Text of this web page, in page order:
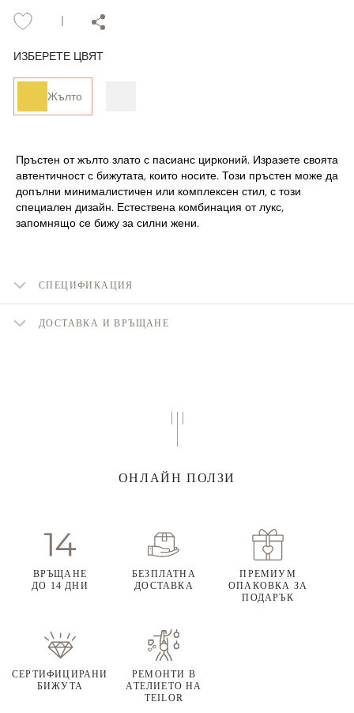
ИЗБЕРЕТЕ ЦВЯТ
Жълто
Пръстен от жълто злато с пасианс цирконий. Изразете своята
автентичност с бижутата, които носите. Този пръстен може да
допълни минималистичен или комплексен стил, с този
специален дизайн. Естествена комбинация от лукс,
запомнящо се бижу за силни жени.
СПЕЦИФИКАЦИЯ
ДОСТАВКА И ВРЪЩАНЕ
ОНЛАЙН ПОЛЗИ
ВРЪЩАНЕ
ДО 14 ДНИ
БЕЗПЛАТНА
ДОСТАВКА
ПРЕМИУМ
ОПАКОВКА ЗА
ПОДАРЪК
СЕРТИФИЦИРАНИ
БИЖУТА
РЕМОНТИ В
АТЕЛИЕТО НА
TEILOR